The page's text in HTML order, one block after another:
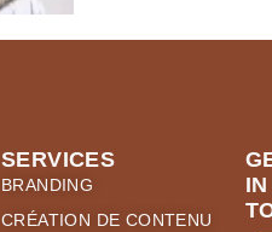
SERVICES
BRANDING
CRÉATION DE CONTENU
IN